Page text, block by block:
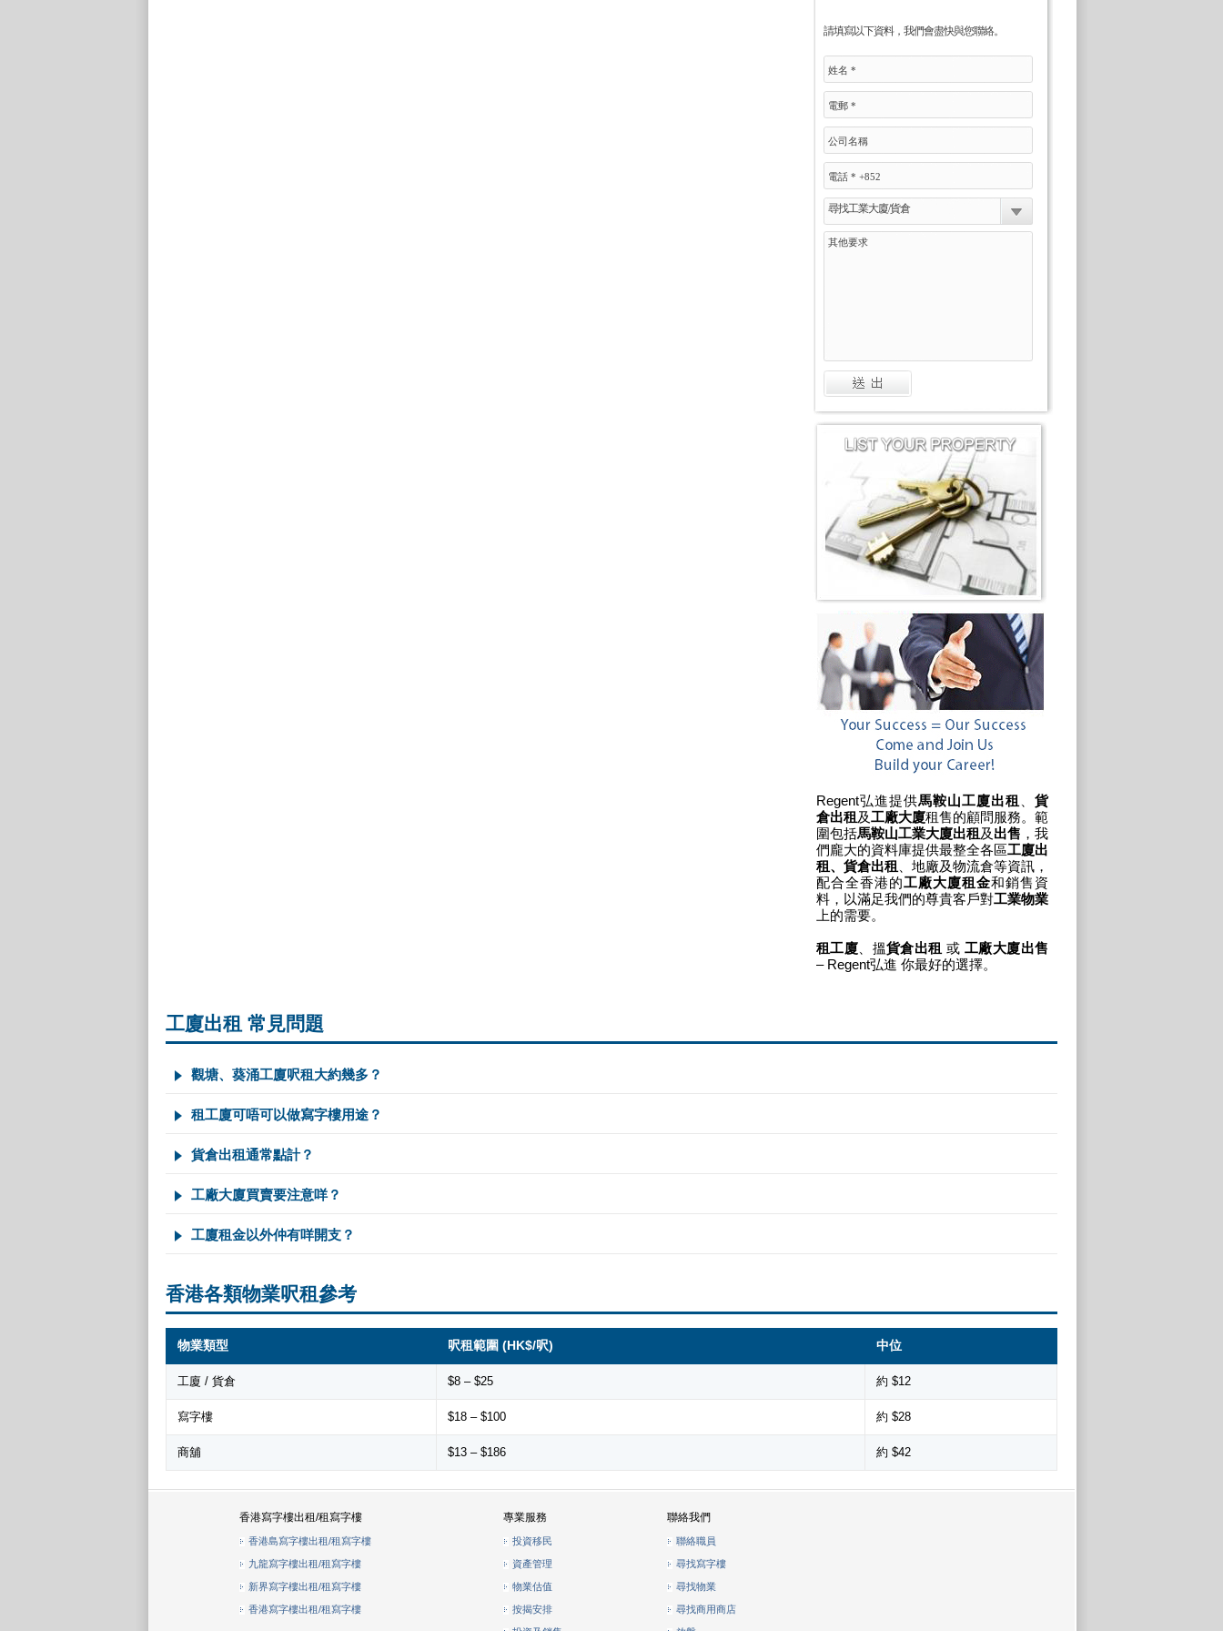
請填寫以下資料，我們會盡快與您聯絡。
尋找工業大廈/貨倉
Regent弘進提供馬鞍山工廈出租
貨
倉出租及工廠大廈租售的顧問服務。範
圍包括馬鞍山工業大廈出租及 出售 ，我
們龐大的資料庫提供最整全各區工廈出
租、貨倉出租
、地廠及物流倉等資訊，
配合全香港的工廠大廈租金和銷售資
料，以滿足我們的尊貴客戶對工業物業
上的需要。
租工廈 、搵貨倉出租 或 工廠大廈出售
– Regent弘進 你最好的選擇。
工廈出租 常見問題
觀塘、葵涌工廈呎租大約幾多？
租工廈可唔可以做寫字樓用途？
貨倉出租通常點計？
工廠大廈買賣要注意咩？
工廈租金以外仲有咩開支？
香港各類物業呎租參考
物業類型 呎租範圍 (HK$/呎) 中位
工廈 / 貨倉 $8 – $25 約 $12
寫字樓 $18 – $100 約 $28
商舖 $13 – $186 約 $42
香港寫字樓出租/租寫字樓
香港島寫字樓出租/租寫字樓
九龍寫字樓出租/租寫字樓
新界寫字樓出租/租寫字樓
香港寫字樓出租/租寫字樓
專業服務
投資移民
資產管理
物業估值
按揭安排
聯絡我們
聯絡職員
尋找寫字樓
尋找物業
尋找商用商店